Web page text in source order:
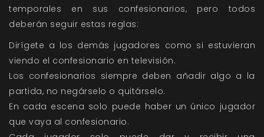
temporales en sus confesionarios, pero todos
deberán seguir estas reglas:
Dirígete a los demás jugadores como si estuvieran
viendo el confesionario en televisión.
Los confesionarios siempre deben añadir algo a la
partida, no negárselo o quitárselo.
En cada escena solo puede haber un único jugador
que vaya al confesionario.